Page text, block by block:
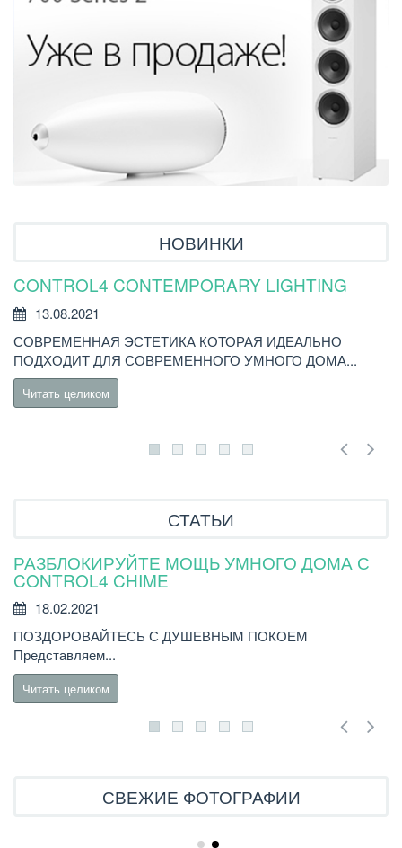
НОВИНКИ
CONTROL4 CONTEMPORARY LIGHTING
13.08.2021
СОВРЕМЕННАЯ ЭСТЕТИКА КОТОРАЯ ИДЕАЛЬНО
ПОДХОДИТ ДЛЯ СОВРЕМЕННОГО УМНОГО ДОМА...
Читать целиком
СТАТЬИ
РАЗБЛОКИРУЙТЕ МОЩЬ УМНОГО ДОМА С
CONTROL4 CHIME
18.02.2021
ПОЗДОРОВАЙТЕСЬ С ДУШЕВНЫМ ПОКОЕМ
Представляем...
Читать целиком
СВЕЖИЕ ФОТОГРАФИИ